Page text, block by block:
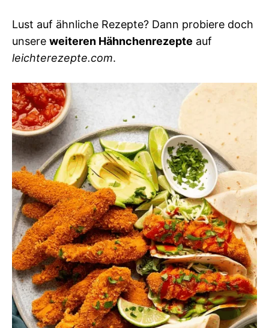
Lust auf ähnliche Rezepte? Dann probiere doch
unsere weiteren Hähnchenrezepte auf
leichterezepte.com.